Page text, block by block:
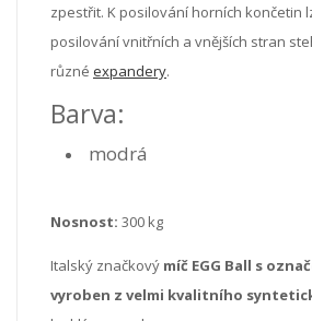
zpestřit. K posilování horních končetin
posilování vnitřních a vnějších stran
různé expandery.
Barva:
modrá
Nosnost: 300 kg
Italský značkový míč EGG Ball s
vyroben z velmi kvalitního